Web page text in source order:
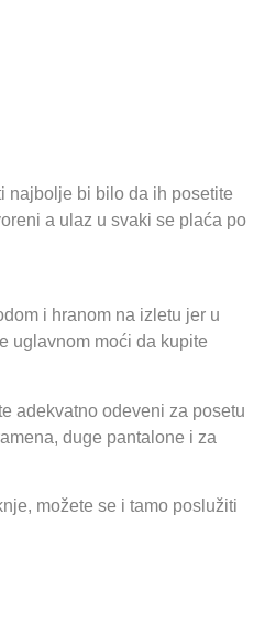
najbolje bi bilo da ih posetite
a ulaz u svaki se plaća po
i hranom na izletu jer u
uglavnom moći da kupite
adekvatno odeveni za posetu
duge pantalone i za
možete se i tamo poslužiti